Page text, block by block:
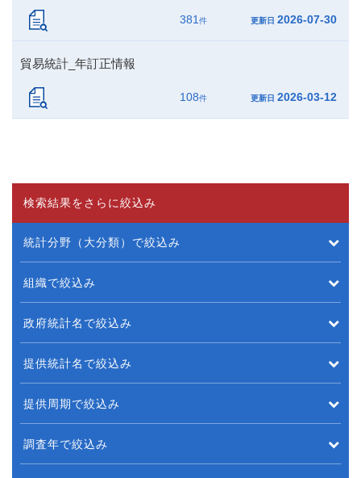
381件 更新日 2026-07-30
貿易統計_年訂正情報
108件 更新日 2026-03-12
検索結果をさらに絞込み
統計分野（大分類）で絞込み
組織で絞込み
政府統計名で絞込み
提供統計名で絞込み
提供周期で絞込み
調査年で絞込み